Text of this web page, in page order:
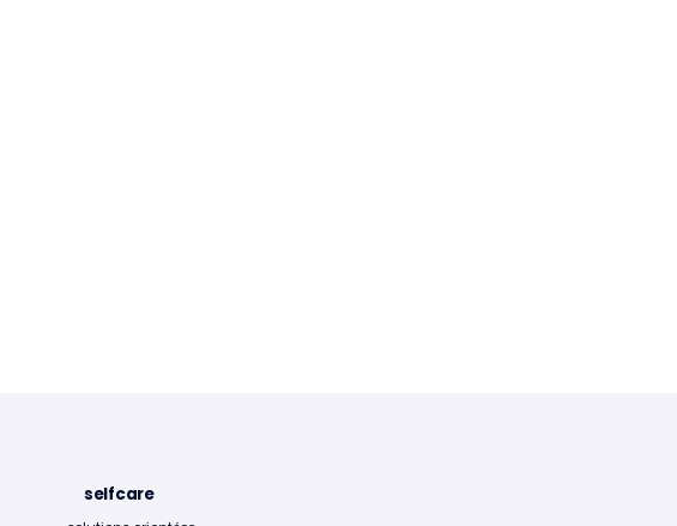
selfcare